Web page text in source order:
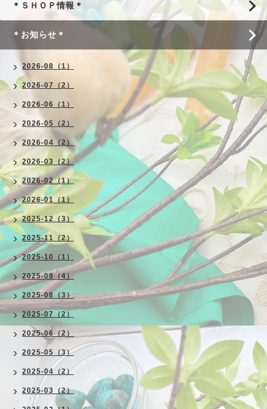
＊ＳＨＯＰ情報＊
＊お知らせ＊
2026-08（1）
2026-07（2）
2026-06（1）
2026-05（2）
2026-04（2）
2026-03（2）
2026-02（1）
2026-01（1）
2025-12（3）
2025-11（2）
2025-10（1）
2025-09（4）
2025-08（3）
2025-07（2）
2025-06（2）
2025-05（3）
2025-04（2）
2025-03（2）